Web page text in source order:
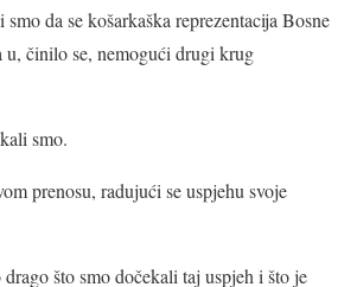
da se košarkaška reprezentacija Bosne
u, činilo se, nemogući drugi krug
smo.
prenosu, radujući se uspjehu svoje
što smo dočekali taj uspjeh i što je